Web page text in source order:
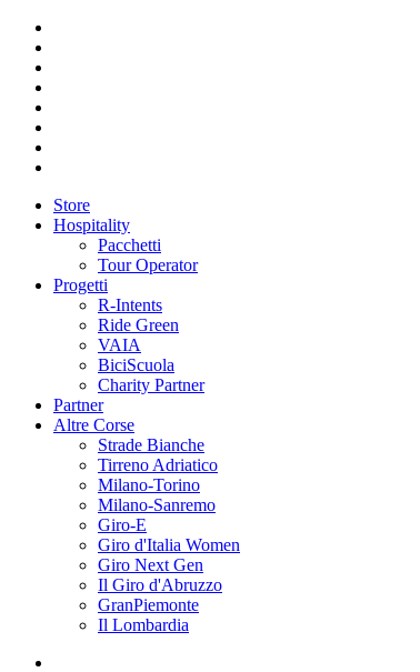
Store
Hospitality
Pacchetti
Tour Operator
Progetti
R-Intents
Ride Green
VAIA
BiciScuola
Charity Partner
Partner
Altre Corse
Strade Bianche
Tirreno Adriatico
Milano-Torino
Milano-Sanremo
Giro-E
Giro d'Italia Women
Giro Next Gen
Il Giro d'Abruzzo
GranPiemonte
Il Lombardia